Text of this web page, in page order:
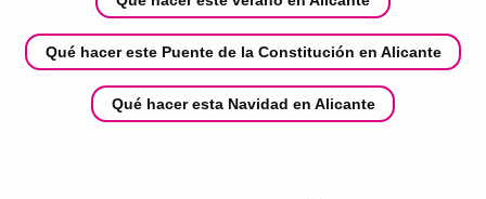
Qué hacer este Puente de la Constitución en Alicante
Qué hacer esta Navidad en Alicante